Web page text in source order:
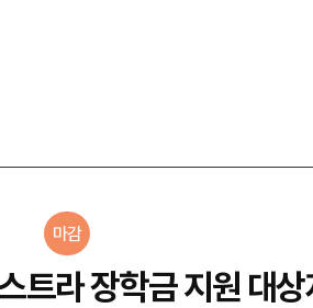
마감
라 장학금 지원 대상